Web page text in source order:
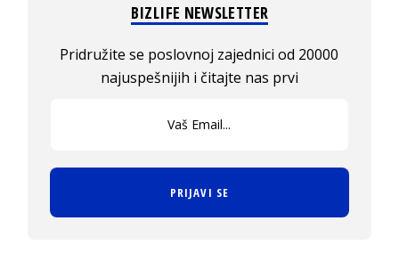
BIZLIFE NEWSLETTER
Pridružite se poslovnoj zajednici od 20000
najuspešnijih i čitajte nas prvi
PRIJAVI SE